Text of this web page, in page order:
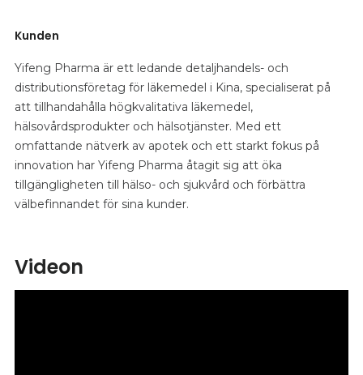
Kunden
Yifeng Pharma är ett ledande detaljhandels- och
distributionsföretag för läkemedel i Kina, specialiserat på
att tillhandahålla högkvalitativa läkemedel,
hälsovårdsprodukter och hälsotjänster. Med ett
omfattande nätverk av apotek och ett starkt fokus på
innovation har Yifeng Pharma åtagit sig att öka
tillgängligheten till hälso- och sjukvård och förbättra
välbefinnandet för sina kunder.
Videon